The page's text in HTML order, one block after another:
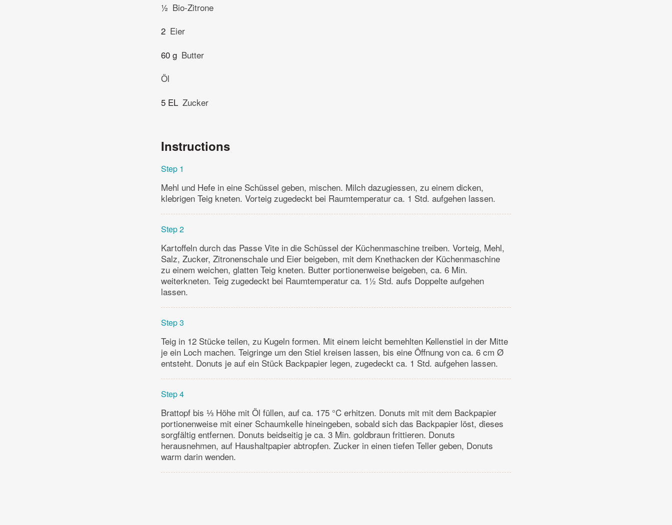
½ Bio-Zitrone
2 Eier
60 g Butter
Öl
5 EL Zucker
Instructions
Step 1
Mehl und Hefe in eine Schüssel geben, mischen. Milch dazugiessen, zu einem dicken,
klebrigen Teig kneten. Vorteig zugedeckt bei Raumtemperatur ca. 1 Std. aufgehen lassen.
Step 2
Kartoffeln durch das Passe Vite in die Schüssel der Küchenmaschine treiben. Vorteig, Mehl,
Salz, Zucker, Zitronenschale und Eier beigeben, mit dem Knethacken der Küchenmaschine
zu einem weichen, glatten Teig kneten. Butter portionenweise beigeben, ca. 6 Min.
weiterkneten. Teig zugedeckt bei Raumtemperatur ca. 1½ Std. aufs Doppelte aufgehen
lassen.
Step 3
Teig in 12 Stücke teilen, zu Kugeln formen. Mit einem leicht bemehlten Kellenstiel in der Mitte
je ein Loch machen. Teigringe um den Stiel kreisen lassen, bis eine Öffnung von ca. 6 cm Ø
entsteht. Donuts je auf ein Stück Backpapier legen, zugedeckt ca. 1 Std. aufgehen lassen.
Step 4
Brattopf bis ⅓ Höhe mit Öl füllen, auf ca. 175 °C erhitzen. Donuts mit mit dem Backpapier
portionenweise mit einer Schaumkelle hineingeben, sobald sich das Backpapier löst, dieses
sorgfältig entfernen. Donuts beidseitig je ca. 3 Min. goldbraun frittieren. Donuts
herausnehmen, auf Haushaltpapier abtropfen. Zucker in einen tiefen Teller geben, Donuts
warm darin wenden.